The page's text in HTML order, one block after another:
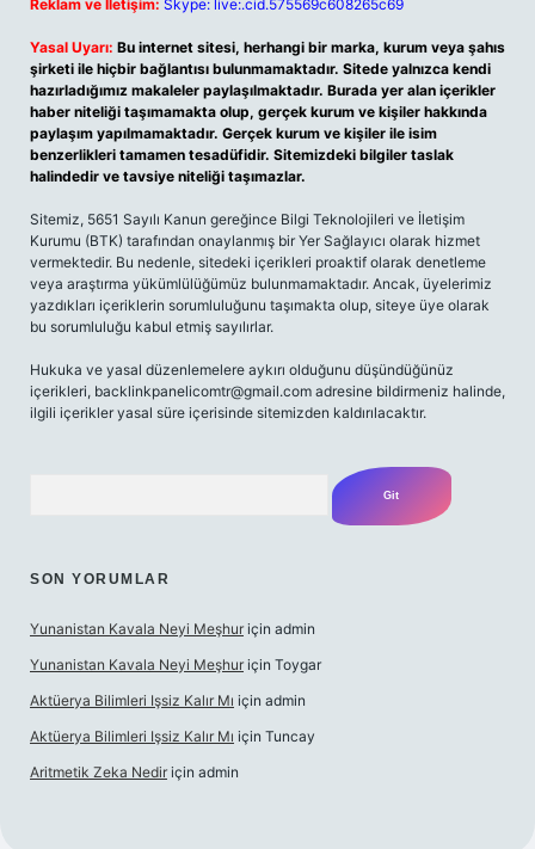
Reklam ve İletişim: Skype: live:.cid.575569c608265c69
Yasal Uyarı: Bu internet sitesi, herhangi bir marka, kurum veya şahıs
şirketi ile hiçbir bağlantısı bulunmamaktadır. Sitede yalnızca kendi
hazırladığımız makaleler paylaşılmaktadır. Burada yer alan içerikler
haber niteliği taşımamakta olup, gerçek kurum ve kişiler hakkında
paylaşım yapılmamaktadır. Gerçek kurum ve kişiler ile isim
benzerlikleri tamamen tesadüfidir. Sitemizdeki bilgiler taslak
halindedir ve tavsiye niteliği taşımazlar.
Sitemiz, 5651 Sayılı Kanun gereğince Bilgi Teknolojileri ve İletişim
Kurumu (BTK) tarafından onaylanmış bir Yer Sağlayıcı olarak hizmet
vermektedir. Bu nedenle, sitedeki içerikleri proaktif olarak denetleme
veya araştırma yükümlülüğümüz bulunmamaktadır. Ancak, üyelerimiz
yazdıkları içeriklerin sorumluluğunu taşımakta olup, siteye üye olarak
bu sorumluluğu kabul etmiş sayılırlar.
Hukuka ve yasal düzenlemelere aykırı olduğunu düşündüğünüz
içerikleri, backlinkpanelicomtr@gmail.com adresine bildirmeniz halinde,
ilgili içerikler yasal süre içerisinde sitemizden kaldırılacaktır.
SON YORUMLAR
Yunanistan Kavala Neyi Meşhur için admin
Yunanistan Kavala Neyi Meşhur için Toygar
Aktüerya Bilimleri Işsiz Kalır Mı için admin
Aktüerya Bilimleri Işsiz Kalır Mı için Tuncay
Aritmetik Zeka Nedir için admin